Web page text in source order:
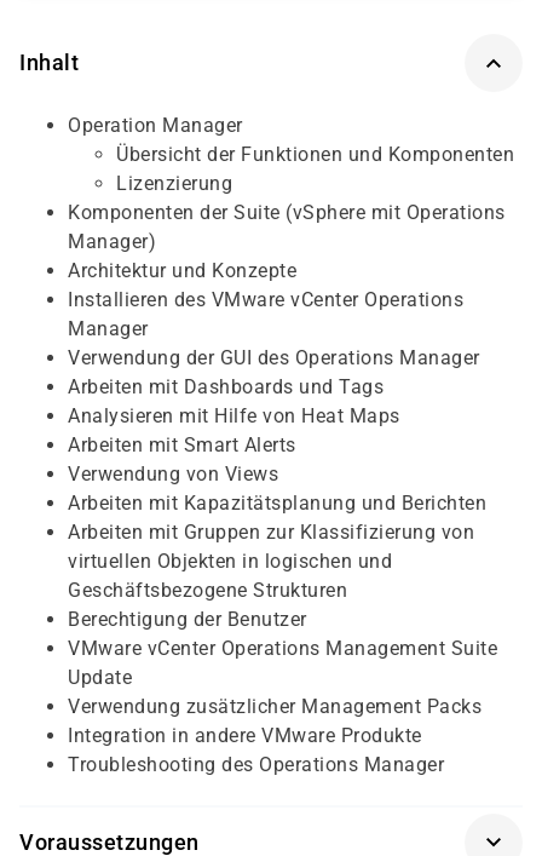
Inhalt
Operation Manager
Übersicht der Funktionen und Komponenten
Lizenzierung
Komponenten der Suite (vSphere mit Operations
Manager)
Architektur und Konzepte
Installieren des VMware vCenter Operations
Manager
Verwendung der GUI des Operations Manager
Arbeiten mit Dashboards und Tags
Analysieren mit Hilfe von Heat Maps
Arbeiten mit Smart Alerts
Verwendung von Views
Arbeiten mit Kapazitätsplanung und Berichten
Arbeiten mit Gruppen zur Klassifizierung von
virtuellen Objekten in logischen und
Geschäftsbezogene Strukturen
Berechtigung der Benutzer
VMware vCenter Operations Management Suite
Update
Verwendung zusätzlicher Management Packs
Integration in andere VMware Produkte
Troubleshooting des Operations Manager
Voraussetzungen